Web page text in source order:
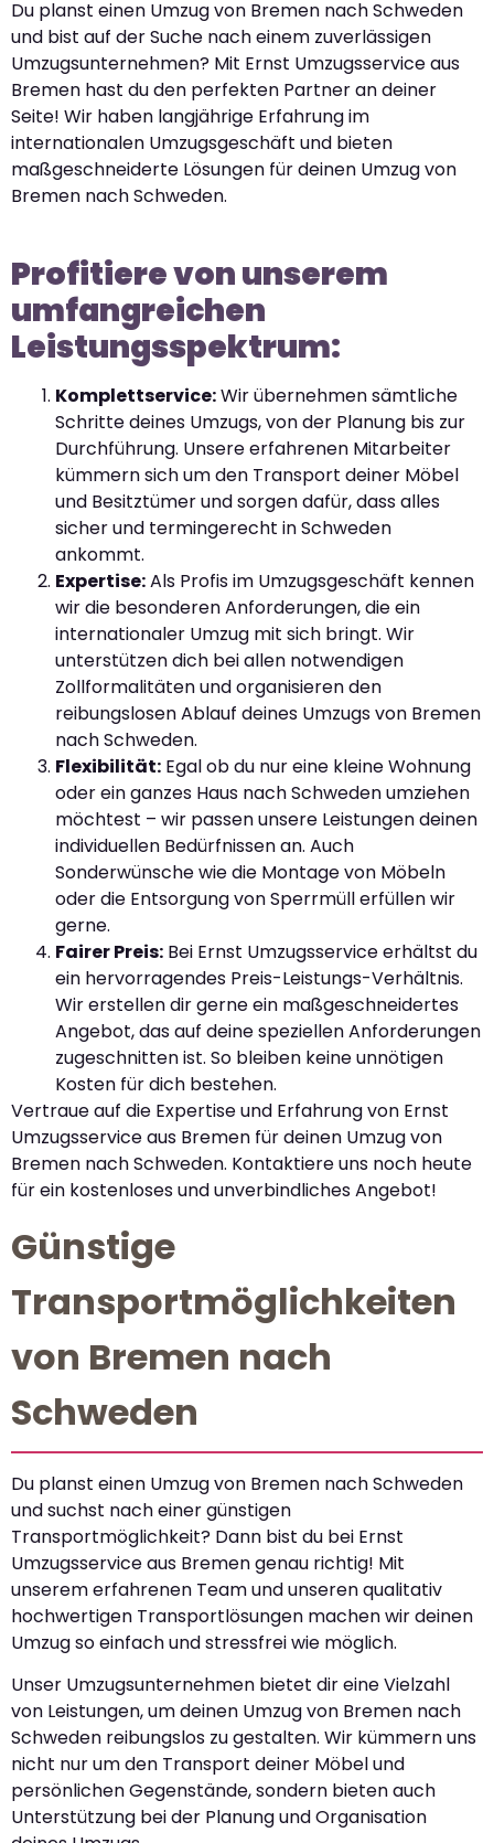
Du planst einen Umzug von Bremen nach Schweden
und bist auf der Suche nach einem zuverlässigen
Umzugsunternehmen? Mit Ernst Umzugsservice aus
Bremen hast du den perfekten Partner an deiner
Seite! Wir haben langjährige Erfahrung im
internationalen Umzugsgeschäft und bieten
maßgeschneiderte Lösungen für deinen Umzug von
Bremen nach Schweden.
Profitiere von unserem
umfangreichen
Leistungsspektrum:
Komplettservice:Wir übernehmen sämtliche
Schritte deines Umzugs, von der Planung bis zur
Durchführung. Unsere erfahrenen Mitarbeiter
kümmern sich um den Transport deiner Möbel
und Besitztümer und sorgen dafür, dass alles
sicher und termingerecht in Schweden
ankommt.
Expertise:Als Profis im Umzugsgeschäft kennen
wir die besonderen Anforderungen, die ein
internationaler Umzug mit sich bringt. Wir
unterstützen dich bei allen notwendigen
Zollformalitäten und organisieren den
reibungslosen Ablauf deines Umzugs von Bremen
nach Schweden.
Flexibilität: Egal ob du nur eine kleine Wohnung
oder ein ganzes Haus nach Schweden umziehen
möchtest – wir passen unsere Leistungen deinen
individuellen Bedürfnissen an. Auch
Sonderwünsche wie die Montage von Möbeln
oder die Entsorgung von Sperrmüll erfüllen wir
gerne.
Fairer Preis: Bei Ernst Umzugsservice erhältst du
ein hervorragendes Preis-Leistungs-Verhältnis.
Wir erstellen dir gerne ein maßgeschneidertes
Angebot, das auf deine speziellen Anforderungen
zugeschnitten ist. So bleiben keine unnötigen
Kosten für dich bestehen.
Vertraue auf die Expertise und Erfahrung von Ernst
Umzugsservice aus Bremen für deinen Umzug von
Bremen nach Schweden. Kontaktiere uns noch heute
für ein kostenloses und unverbindliches Angebot!
Günstige
Transportmöglichkeiten
von Bremen nach
Schweden
Du planst einen Umzug von Bremen nach Schweden
und suchst nach einer günstigen
Transportmöglichkeit? Dann bist du bei Ernst
Umzugsservice aus Bremen genau richtig! Mit
unserem erfahrenen Team und unseren qualitativ
hochwertigen Transportlösungen machen wir deinen
Umzug so einfach und stressfrei wie möglich.
Unser Umzugsunternehmen bietet dir eine Vielzahl
von Leistungen, um deinen Umzug von Bremen nach
Schweden reibungslos zu gestalten. Wir kümmern uns
nicht nur um den Transport deiner Möbel und
persönlichen Gegenstände, sondern bieten auch
Unterstützung bei der Planung und Organisation